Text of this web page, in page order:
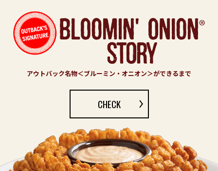
アウトバック名物＜ブルーミン・オニオン＞ができるまで
CHECK